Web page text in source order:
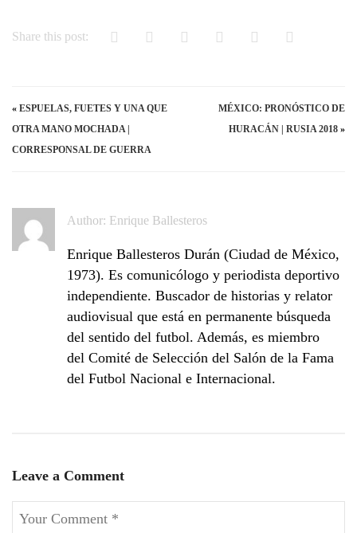
Share this post:
« ESPUELAS, FUETES Y UNA QUE
OTRA MANO MOCHADA |
CORRESPONSAL DE GUERRA
MÉXICO: PRONÓSTICO DE
HURACÁN | RUSIA 2018 »
Author: Enrique Ballesteros
Enrique Ballesteros Durán (Ciudad de México,
1973). Es comunicólogo y periodista deportivo
independiente. Buscador de historias y relator
audiovisual que está en permanente búsqueda
del sentido del futbol. Además, es miembro
del Comité de Selección del Salón de la Fama
del Futbol Nacional e Internacional.
Leave a Comment